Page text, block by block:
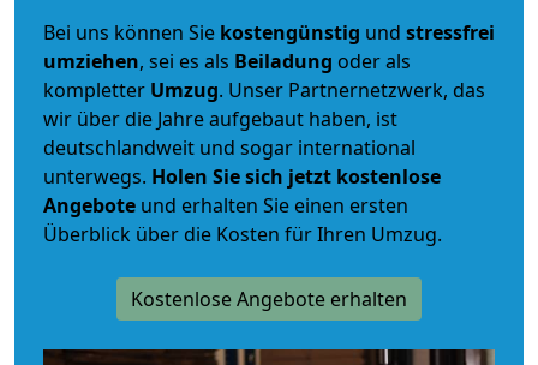
Bei uns können Sie kostengünstig und stressfrei
umziehen, sei es als Beiladung oder als
kompletter Umzug. Unser Partnernetzwerk, das
wir über die Jahre aufgebaut haben, ist
deutschlandweit und sogar international
unterwegs. Holen Sie sich jetzt kostenlose
Angebote und erhalten Sie einen ersten
Überblick über die Kosten für Ihren Umzug.
Kostenlose Angebote erhalten